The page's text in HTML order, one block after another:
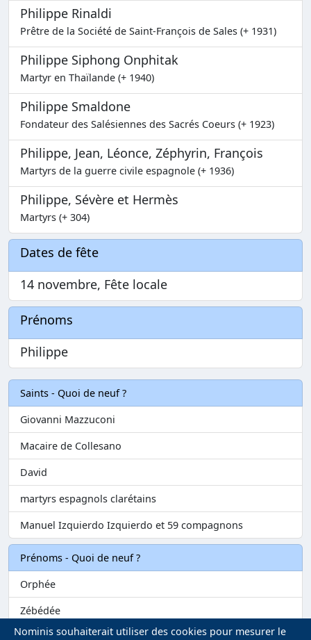
Philippe Rinaldi
Prêtre de la Société de Saint-François de Sales (+ 1931)
Philippe Siphong Onphitak
Martyr en Thaïlande (+ 1940)
Philippe Smaldone
Fondateur des Salésiennes des Sacrés Coeurs (+ 1923)
Philippe, Jean, Léonce, Zéphyrin, François
Martyrs de la guerre civile espagnole (+ 1936)
Philippe, Sévère et Hermès
Martyrs (+ 304)
Dates de fête
14 novembre, Fête locale
Prénoms
Philippe
Saints - Quoi de neuf ?
Giovanni Mazzuconi
Macaire de Collesano
David
martyrs espagnols clarétains
Manuel Izquierdo Izquierdo et 59 compagnons
Prénoms - Quoi de neuf ?
Orphée
Zébédée
Melvil
Nominis souhaiterait utiliser des cookies pour mesurer le